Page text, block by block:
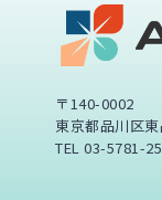
〒140-0002
東京都品川区
TEL 03-5781-